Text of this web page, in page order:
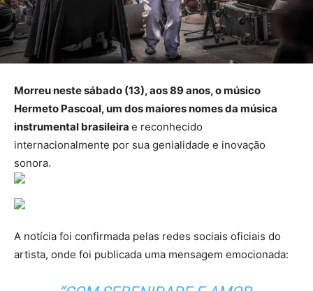
Morreu neste sábado (13), aos 89 anos, o músico
Hermeto Pascoal, um dos maiores nomes da música
instrumental brasileira e reconhecido
internacionalmente por sua genialidade e inovação
sonora.
A notícia foi confirmada pelas redes sociais oficiais do
artista, onde foi publicada uma mensagem emocionada: